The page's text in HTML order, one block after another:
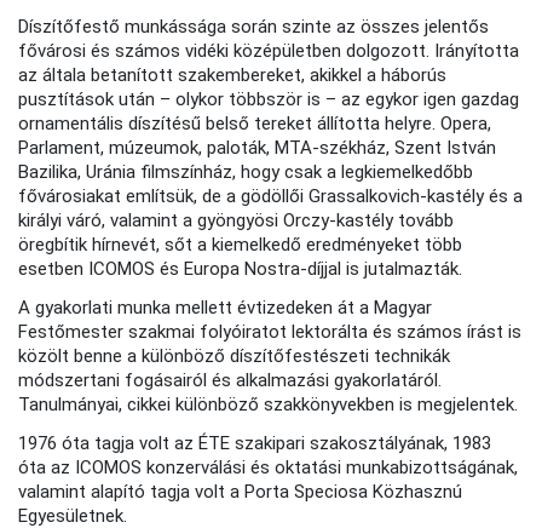
Díszítőfestő munkássága során szinte az összes jelentős
fővárosi és számos vidéki középületben dolgozott. Irányította
az általa betanított szakembereket, akikkel a háborús
pusztítások után – olykor többször is – az egykor igen gazdag
ornamentális díszítésű belső tereket állította helyre. Opera,
Parlament, múzeumok, paloták, MTA-székház, Szent István
Bazilika, Uránia filmszínház, hogy csak a legkiemelkedőbb
fővárosiakat említsük, de a gödöllői Grassalkovich-kastély és a
királyi váró, valamint a gyöngyösi Orczy-kastély tovább
öregbítik hírnevét, sőt a kiemelkedő eredményeket több
esetben ICOMOS és Europa Nostra-díjjal is jutalmazták.
A gyakorlati munka mellett évtizedeken át a Magyar
Festőmester szakmai folyóiratot lektorálta és számos írást is
közölt benne a különböző díszítőfestészeti technikák
módszertani fogásairól és alkalmazási gyakorlatáról.
Tanulmányai, cikkei különböző szakkönyvekben is megjelentek.
1976 óta tagja volt az ÉTE szakipari szakosztályának, 1983
óta az ICOMOS konzerválási és oktatási munkabizottságának,
valamint alapító tagja volt a Porta Speciosa Közhasznú
Egyesületnek.